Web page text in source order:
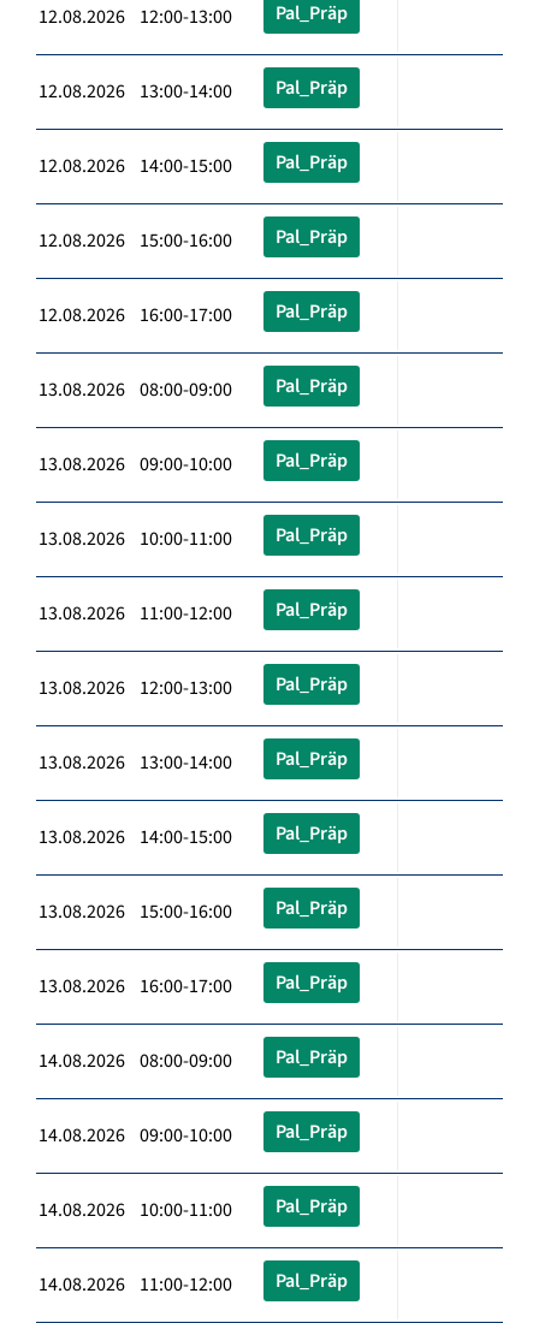
12.08.2026 12:00-13:00 Pal_Präp
12.08.2026 13:00-14:00 Pal_Präp
12.08.2026 14:00-15:00 Pal_Präp
12.08.2026 15:00-16:00 Pal_Präp
12.08.2026 16:00-17:00 Pal_Präp
13.08.2026 08:00-09:00 Pal_Präp
13.08.2026 09:00-10:00 Pal_Präp
13.08.2026 10:00-11:00 Pal_Präp
13.08.2026 11:00-12:00 Pal_Präp
13.08.2026 12:00-13:00 Pal_Präp
13.08.2026 13:00-14:00 Pal_Präp
13.08.2026 14:00-15:00 Pal_Präp
13.08.2026 15:00-16:00 Pal_Präp
13.08.2026 16:00-17:00 Pal_Präp
14.08.2026 08:00-09:00 Pal_Präp
14.08.2026 09:00-10:00 Pal_Präp
14.08.2026 10:00-11:00 Pal_Präp
14.08.2026 11:00-12:00 Pal_Präp